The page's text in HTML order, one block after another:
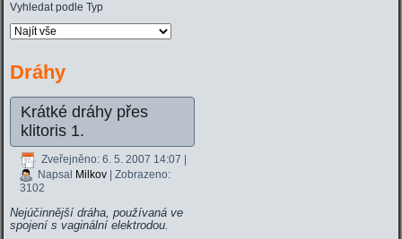
Vyhledat podle Typ
Dráhy
Krátké dráhy přes
klitoris 1.
Zveřejněno: 6. 5. 2007 14:07
Napsal Milkov | Zobrazeno:
3102
Nejúčinnější dráha, používaná ve
spojení s vaginální elektrodou.